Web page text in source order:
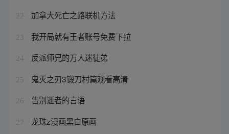
22 加拿大死亡之路联机方法
23 我开局就有王者账号免费下拉
24 反派师兄的万人迷徒弟
25 鬼灭之刃3锻刀村篇观看高清
26 告别逝者的言语
27 龙珠z漫画黑白原画